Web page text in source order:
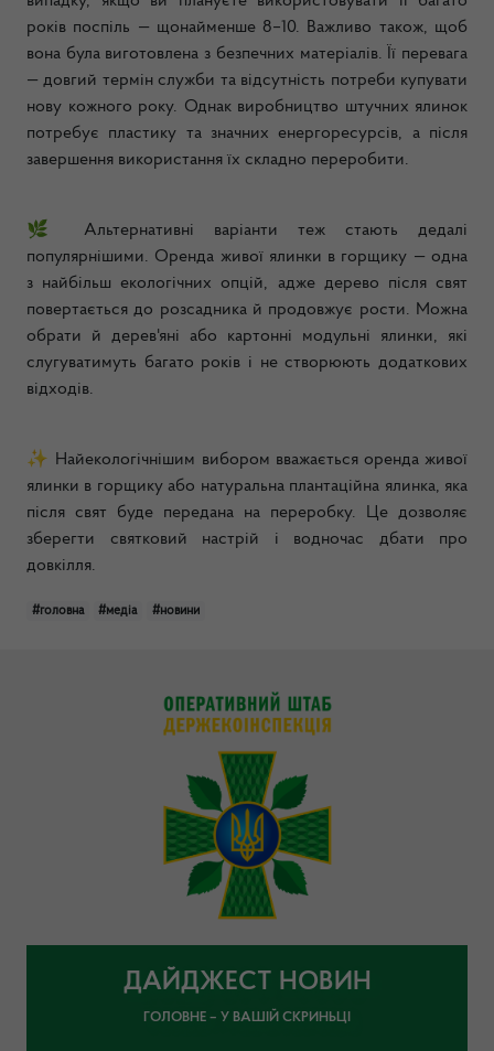
років поспіль — щонайменше 8–10. Важливо також, щоб
вона була виготовлена з безпечних матеріалів. Її перевага
— довгий термін служби та відсутність потреби купувати
нову кожного року. Однак виробництво штучних ялинок
потребує пластику та значних енергоресурсів, а після
завершення використання їх складно переробити.
🌿
Альтернативні варіанти теж стають дедалі
популярнішими. Оренда живої ялинки в горщику — одна
з найбільш екологічних опцій, адже дерево після свят
повертається до розсадника й продовжує рости. Можна
обрати й дерев'яні або картонні модульні ялинки, які
слугуватимуть багато років і не створюють додаткових
відходів.
✨ Найекологічнішим вибором вважається оренда живої
ялинки в горщику або натуральна плантаційна ялинка, яка
після свят буде передана на переробку. Це дозволяє
зберегти святковий настрій і водночас дбати про
довкілля.
#головна #медіа #новини
ДАЙДЖЕСТ НОВИН
ГОЛОВНЕ – У ВАШІЙ СКРИНЬЦІ